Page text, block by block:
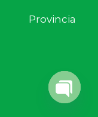
Provincia